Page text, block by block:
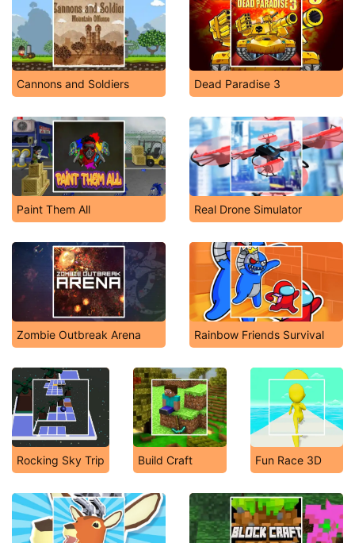
Cannons and Soldiers Dead Paradise 3
Paint Them All Real Drone Simulator
Zombie Outbreak Arena Rainbow Friends Survival
Rocking Sky Trip Build Craft Fun Race 3D